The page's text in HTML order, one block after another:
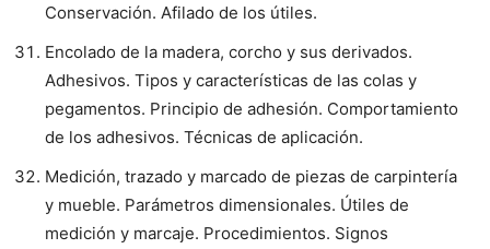
Conservación. Afilado de los útiles.
Encolado de la madera, corcho y sus derivados.
Adhesivos. Tipos y características de las colas y
pegamentos. Principio de adhesión. Comportamiento
de los adhesivos. Técnicas de aplicación.
Medición, trazado y marcado de piezas de carpintería
y mueble. Parámetros dimensionales. Útiles de
medición y marcaje. Procedimientos. Signos